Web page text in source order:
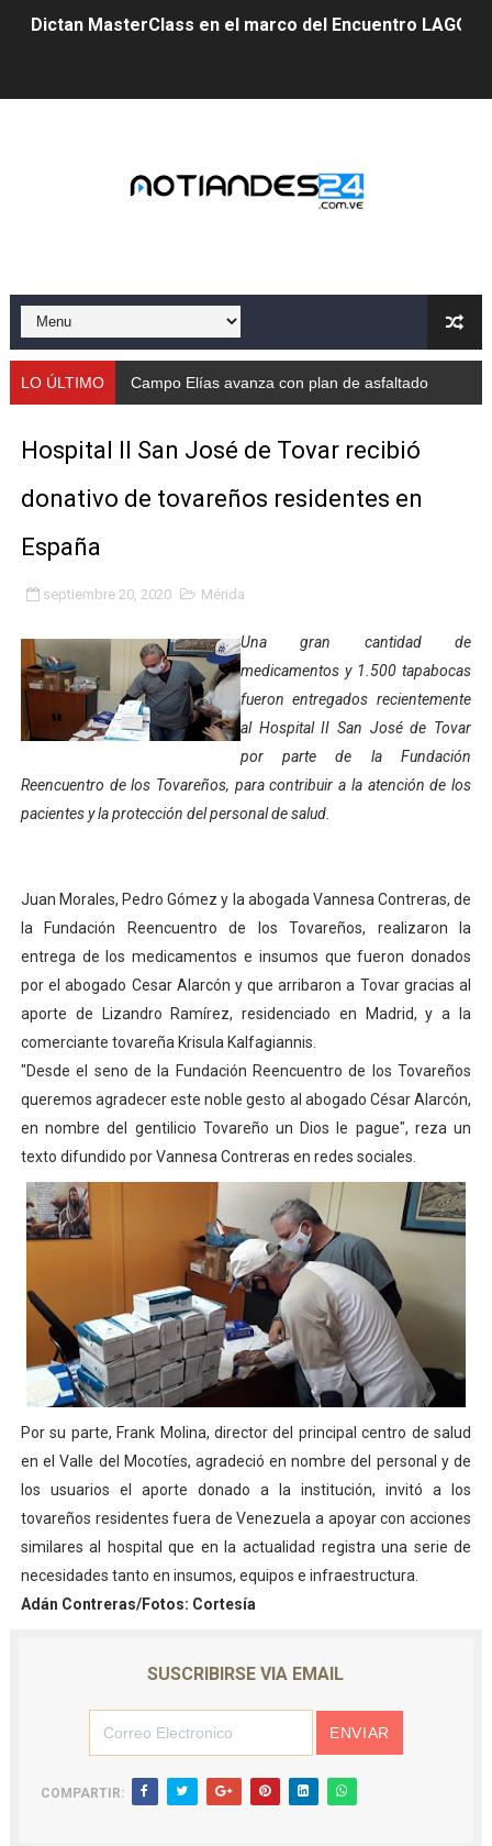
Dictan MasterClass en el marco del Encuentro LAGO
Gobernador Arnaldo Sánchez apadrina a más de 993
Mérida fortalece su reserva deportiva de cara a
Gobernación de Mérida instalará mesa de trabajo con
Fundecem ofrece taller de bordado en punto de cruz
Instituto Nacional de Nutrición celebra Semana
Gobernación de Mérida fortalece el desarrollo
Corposalud inició talleres para aspirantes al curso de
Fortalecen formación académica de médicos en
Campo Elías consolida plan de bacheo en el sector La
Fundecem inició con éxito el taller vacacional de
El Lactario del Iahula celebra la Semana Mundial de la
Plan Vacacional "Venezuela Ríe 2026" brinda
Iniciación al yoga reúne a diversos clubes deportivos
Mincomunas impulsa el autogobierno en Mérida con
Expertos inspeccionan espacios del OAN para la
LO ÚLTIMO Campo Elías avanza con plan de asfaltado
Hospital II San José de Tovar recibió
donativo de tovareños residentes en
España
septiembre 20, 2020 Mérida
Una gran cantidad de
medicamentos y 1.500 tapabocas
fueron entregados recientemente
al Hospital II San José de Tovar
por parte de la Fundación
Reencuentro de los Tovareños, para contribuir a la atención de los
pacientes y la protección del personal de salud.
Juan Morales, Pedro Gómez y la abogada Vannesa Contreras, de
la Fundación Reencuentro de los Tovareños, realizaron la
entrega de los medicamentos e insumos que fueron donados
por el abogado Cesar Alarcón y que arribaron a Tovar gracias al
aporte de Lizandro Ramírez, residenciado en Madrid, y a la
comerciante tovareña Krisula Kalfagiannis.
"Desde el seno de la Fundación Reencuentro de los Tovareños
queremos agradecer este noble gesto al abogado César Alarcón,
en nombre del gentilicio Tovareño un Dios le pague", reza un
texto difundido por Vannesa Contreras en redes sociales.
Por su parte, Frank Molina, director del principal centro de salud
en el Valle del Mocotíes, agradeció en nombre del personal y de
los usuarios el aporte donado a la institución, invitó a los
tovareños residentes fuera de Venezuela a apoyar con acciones
similares al hospital que en la actualidad registra una serie de
necesidades tanto en insumos, equipos e infraestructura.
Adán Contreras/Fotos: Cortesía
SUSCRIBIRSE VIA EMAIL
COMPARTIR: